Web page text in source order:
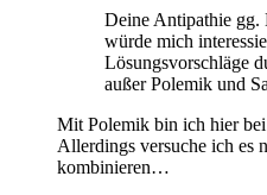
Deine Antipathie gg.
würde mich
Lösungsvorschläge
außer Polemik und
Mit Polemik bin ich hier
Allerdings versuche ich es
kombinieren…